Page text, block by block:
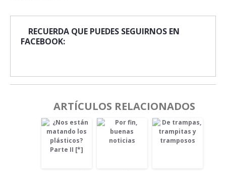
RECUERDA QUE PUEDES SEGUIRNOS EN
FACEBOOK:
ARTÍCULOS RELACIONADOS